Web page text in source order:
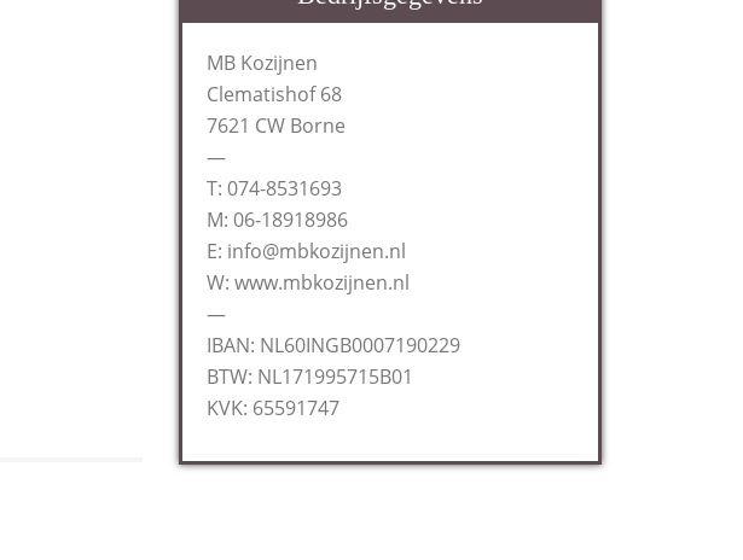
MB Kozijnen
Clematishof 68
7621 CW Borne
—
T: 074-8531693
M: 06-18918986
E: info@mbkozijnen.nl
W: www.mbkozijnen.nl
—
IBAN: NL60INGB0007190229
BTW: NL171995715B01
KVK: 65591747